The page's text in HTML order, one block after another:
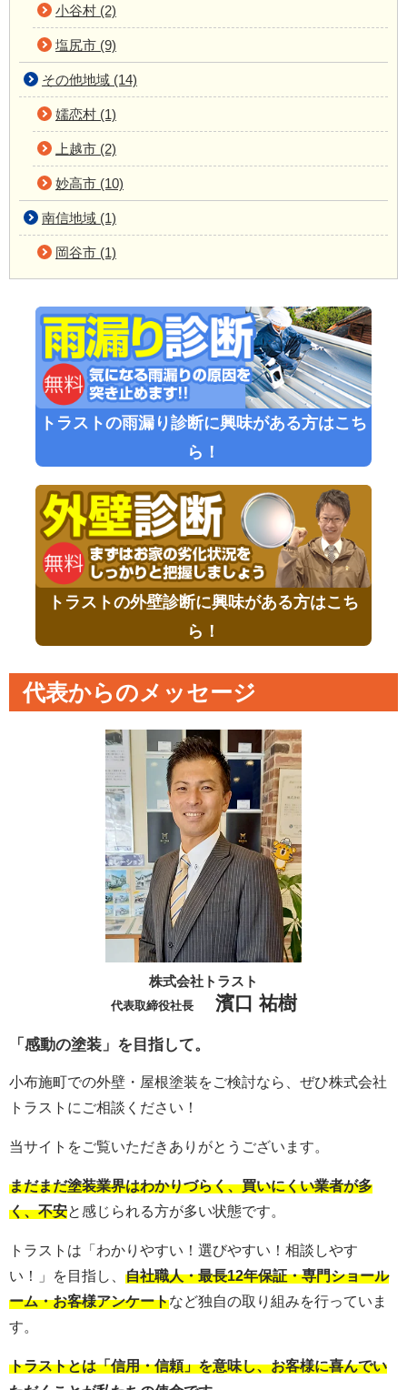
小谷村 (2)
塩尻市 (9)
その他地域 (14)
嬬恋村 (1)
上越市 (2)
妙高市 (10)
南信地域 (1)
岡谷市 (1)
トラストの雨漏り診断に興味がある方はこち
ら！
トラストの外壁診断に興味がある方はこち
ら！
代表からのメッセージ
株式会社トラスト
代表取締役社長 濱口 祐樹
「感動の塗装」を目指して。
小布施町での外壁・屋根塗装をご検討なら、ぜひ株式会社
トラストにご相談ください！
当サイトをご覧いただきありがとうございます。
まだまだ塗装業界はわかりづらく、買いにくい業者が多
く、不安と感じられる方が多い状態です。
トラストは「わかりやすい！選びやすい！相談しやす
い！」を目指し、 自社職人・最長12年保証・専門ショール
ーム・お客様アンケートなど独自の取り組みを行っていま
す。
トラストとは「信用・信頼」を意味し、お客様に喜んでい